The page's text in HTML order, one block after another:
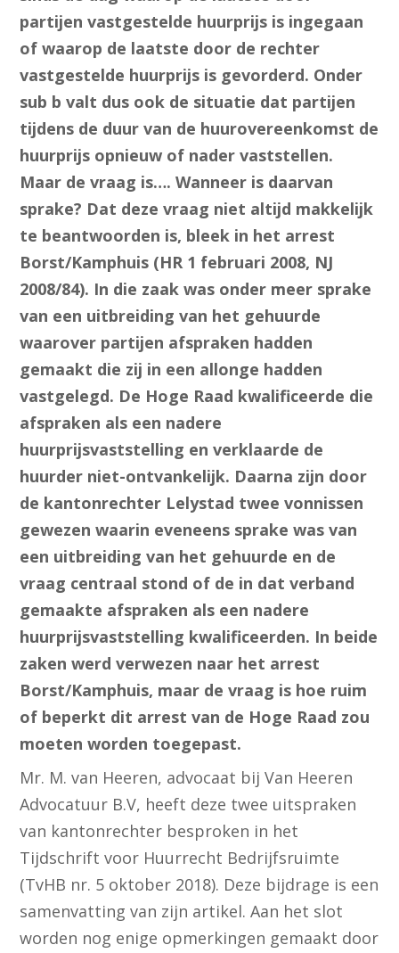
partijen vastgestelde huurprijs is ingegaan
of waarop de laatste door de rechter
vastgestelde huurprijs is gevorderd. Onder
sub b valt dus ook de situatie dat partijen
tijdens de duur van de huurovereenkomst de
huurprijs opnieuw of nader vaststellen.
Maar de vraag is…. Wanneer is daarvan
sprake? Dat deze vraag niet altijd makkelijk
te beantwoorden is, bleek in het arrest
Borst/Kamphuis (HR 1 februari 2008, NJ
2008/84). In die zaak was onder meer sprake
van een uitbreiding van het gehuurde
waarover partijen afspraken hadden
gemaakt die zij in een allonge hadden
vastgelegd. De Hoge Raad kwalificeerde die
afspraken als een nadere
huurprijsvaststelling en verklaarde de
huurder niet-ontvankelijk. Daarna zijn door
de kantonrechter Lelystad twee vonnissen
gewezen waarin eveneens sprake was van
een uitbreiding van het gehuurde en de
vraag centraal stond of de in dat verband
gemaakte afspraken als een nadere
huurprijsvaststelling kwalificeerden. In beide
zaken werd verwezen naar het arrest
Borst/Kamphuis, maar de vraag is hoe ruim
of beperkt dit arrest van de Hoge Raad zou
moeten worden toegepast.
Mr. M. van Heeren, advocaat bij Van Heeren
Advocatuur B.V, heeft deze twee uitspraken
van kantonrechter besproken in het
Tijdschrift voor Huurrecht Bedrijfsruimte
(TvHB nr. 5 oktober 2018). Deze bijdrage is een
samenvatting van zijn artikel. Aan het slot
worden nog enige opmerkingen gemaakt door